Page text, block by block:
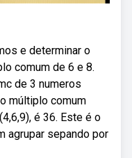
e determinar o
comum de 6 e 8.
de 3 numeros
múltiplo comum
é 36. Este é o
agrupar sepando por